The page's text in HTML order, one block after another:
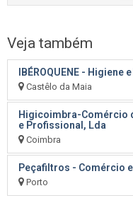
Veja também
IBÉROQUENE - Higiene
Castêlo da Maia
Higicoimbra-Comércio
e Profissional, Lda
Coimbra
Peçafiltros - Comércio
Porto